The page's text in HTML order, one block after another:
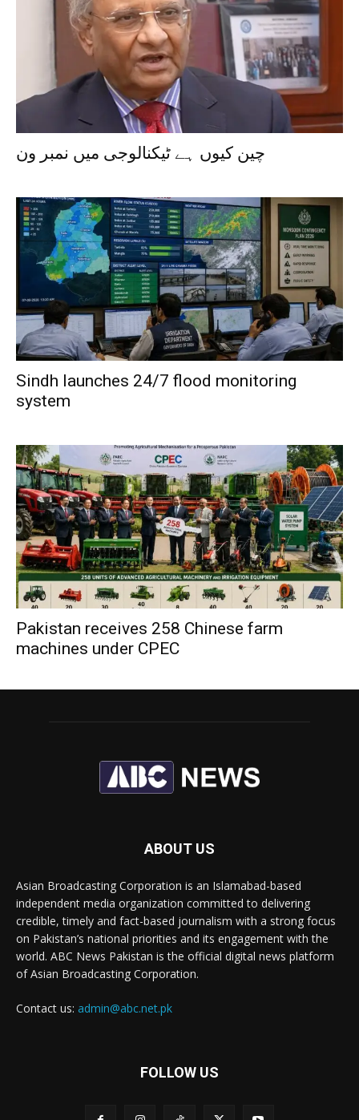
چین کیوں ہے ٹیکنالوجی میں نمبر ون
Sindh launches 24/7 flood monitoring
system
Pakistan receives 258 Chinese farm
machines under CPEC
ABOUT US
Asian Broadcasting Corporation is an Islamabad-based
independent media organization committed to delivering
credible, timely and fact-based journalism with a strong focus
on Pakistan’s national priorities and its engagement with the
world. ABC News Pakistan is the official digital news platform
of Asian Broadcasting Corporation.
Contact us: admin@abc.net.pk
FOLLOW US